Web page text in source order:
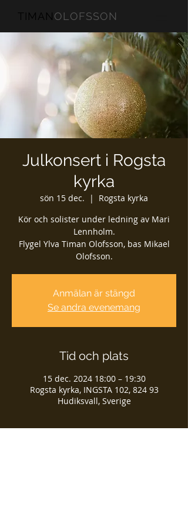
TIMANOLOFSSON
Julkonsert i Rogsta
kyrka
sön 15 dec.
  |
Rogsta kyrka
Kör och solister under ledning av Mari
Lennholm.
Flygel Ylva Timan Olofsson, bas Mikael
Olofsson.
Anmälan är stängd
Se andra evenemang
Tid och plats
15 dec. 2024 18:00 – 19:30
Rogsta kyrka, INGSTA 102, 824 93
Hudiksvall, Sverige